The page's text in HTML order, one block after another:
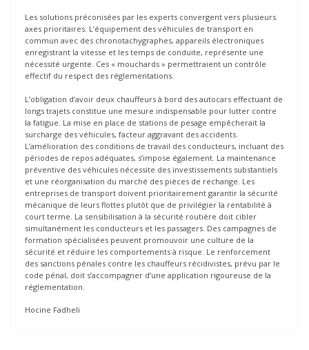
Les solutions préconisées par les experts convergent vers plusieurs
axes prioritaires. L’équipement des véhicules de transport en
commun avec des chronotachygraphes, appareils électroniques
enregistrant la vitesse et les temps de conduite, représente une
nécessité urgente. Ces « mouchards » permettraient un contrôle
effectif du respect des réglementations.
L’obligation d’avoir deux chauffeurs à bord des autocars effectuant de
longs trajets constitue une mesure indispensable pour lutter contre
la fatigue. La mise en place de stations de pesage empêcherait la
surcharge des véhicules, facteur aggravant des accidents.
L’amélioration des conditions de travail des conducteurs, incluant des
périodes de repos adéquates, s’impose également. La maintenance
préventive des véhicules nécessite des investissements substantiels
et une réorganisation du marché des pièces de rechange. Les
entreprises de transport doivent prioritairement garantir la sécurité
mécanique de leurs flottes plutôt que de privilégier la rentabilité à
court terme. La sensibilisation à la sécurité routière doit cibler
simultanément les conducteurs et les passagers. Des campagnes de
formation spécialisées peuvent promouvoir une culture de la
sécurité et réduire les comportements à risque. Le renforcement
des sanctions pénales contre les chauffeurs récidivistes, prévu par le
code pénal, doit s’accompagner d’une application rigoureuse de la
réglementation.
Hocine Fadheli